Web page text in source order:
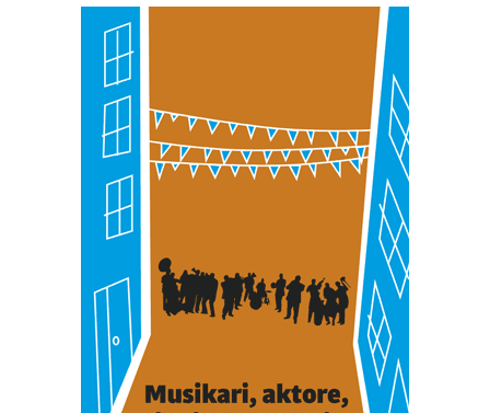
dezakezun ikusteko.
Lortu zure datu pertsonalak prozesatzeko moduari
buruzko informazio gehiago eta ezarri zure lehentasunak
datuen atalean. Edozein unetan alda edo ken dezakezu
zure baimena Cookieen adierazpenean.
Webgune honek cookie propioak eta hirugarrenen cookie-
fitxategiak erabiltzen ditu. Zure esperientzia eta
zerbitzuak hobetzeko asmoz, cookie teknologiaz
baliatzen gara. Ohar hau onartuz gero, teknologia hori
erabiltzeko baimen esplizitua ematen diguzu.Gehiago